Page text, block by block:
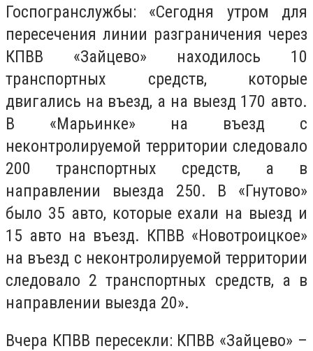
Госпогранслужбы: «Сегодня утром для
пересечения линии разграничения через
КПВВ «Зайцево» находилось 10
транспортных средств, которые
двигались на въезд, а на выезд 170 авто.
В «Марьинке» на въезд с
неконтролируемой территории следовало
200 транспортных средств, а в
направлении выезда 250. В «Гнутово»
было 35 авто, которые ехали на выезд и
15 авто на въезд. КПВВ «Новотроицкое»
на въезд с неконтролируемой территории
следовало 2 транспортных средств, а в
направлении выезда 20».
Вчера КПВВ пересекли: КПВВ «Зайцево» –